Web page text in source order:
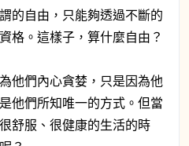
的自由，只能夠透過不斷的
格。這樣子，算什麼自由？
他們內心貪婪，只是因為他
他們所知唯一的方式。但當
舒服、很健康的生活的時